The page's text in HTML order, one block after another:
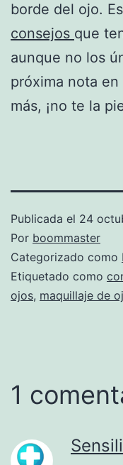
borde del ojo.
consejos que
aunque no los
próxima nota
más, ¡no te la
Publicada el 24
Por boommaster
Categorizado como
Etiquetado como
ojos, maquillaje de
1